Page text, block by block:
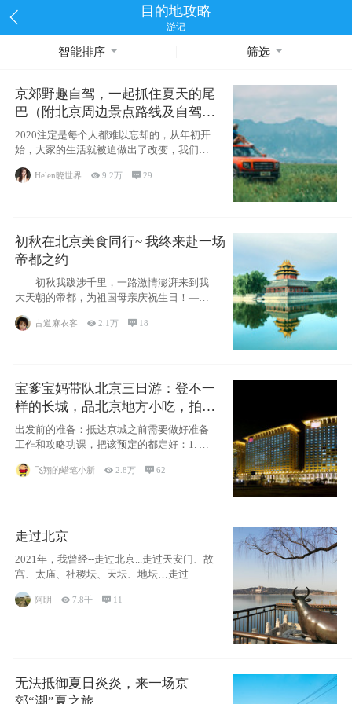
目的地攻略
游记
智能排序 筛选
京郊野趣自驾，一起抓住夏天的尾
巴（附北京周边景点路线及自驾攻
略）
2020注定是每个人都难以忘却的，从年初开
始，大家的生活就被迫做出了改变，我们也
不例外。本来双双辞职是为
Helen晓世界 9.2万 29
初秋在北京美食同行~ 我终来赴一场
帝都之约
初秋我跋涉千里，一路激情澎湃来到我
大天朝的帝都，为祖国母亲庆祝生日！——
古道麻衣客 2.1万  18
宝爹宝妈带队北京三日游：登不一
样的长城，品北京地方小吃，拍盘
古七星夜景！
出发前的准备：抵达京城之前需要做好准备
工作和攻略功课，把该预定的都定好：1. 酒
飞翔的蜡笔小新 2.8万 62
走过北京
2021年，我曾经--走过北京...走过天安门、故
宫、太庙、社稷坛、天坛、地坛…走过
阿眀 7.8千  11
无法抵御夏日炎炎，来一场京